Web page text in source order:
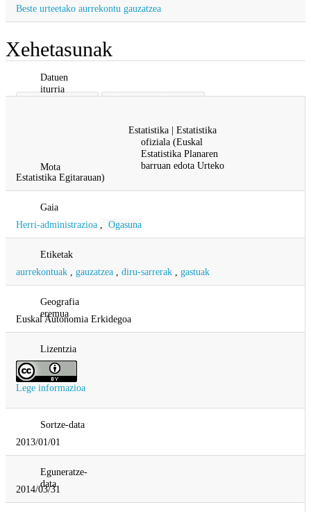
Beste urteetako aurrekontu gauzatzea
Xehetasunak
Datuen
iturria
Eusko Jaurlaritza
Ogasuna eta Finantzak
Mota
Estatistika | Estatistika
ofiziala (Euskal
Estatistika Planaren
barruan edota Urteko
Estatistika Egitarauan)
Gaia
Herri-administrazioa
Ogasuna
Etiketak
aurrekontuak
gauzatzea diru-sarrerak gastuak
Geografia
eremua
Euskal Autonomia Erkidegoa
Lizentzia
Lege informazioa
Sortze-data
2013/01/01
Eguneratze-
data
2014/03/31